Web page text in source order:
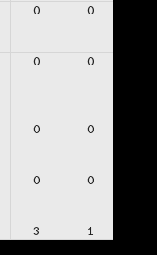
0 0
0 0
0 0
0 0
3 1